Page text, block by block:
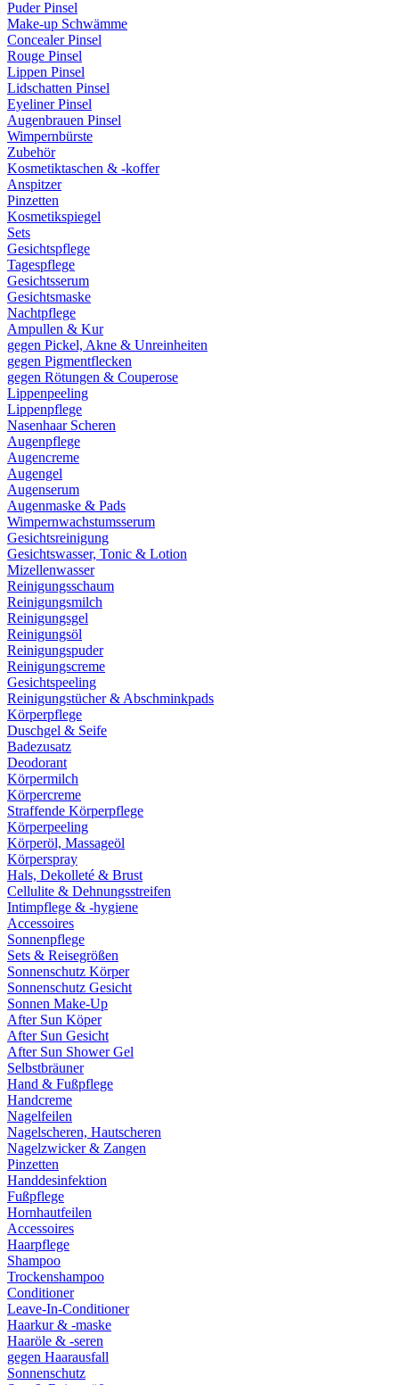
Puder Pinsel
Make-up Schwämme
Concealer Pinsel
Rouge Pinsel
Lippen Pinsel
Lidschatten Pinsel
Eyeliner Pinsel
Augenbrauen Pinsel
Wimpernbürste
Zubehör
Kosmetiktaschen & -koffer
Anspitzer
Pinzetten
Kosmetikspiegel
Sets
Gesichtspflege
Tagespflege
Gesichtsserum
Gesichtsmaske
Nachtpflege
Ampullen & Kur
gegen Pickel, Akne & Unreinheiten
gegen Pigmentflecken
gegen Rötungen & Couperose
Lippenpeeling
Lippenpflege
Nasenhaar Scheren
Augenpflege
Augencreme
Augengel
Augenserum
Augenmaske & Pads
Wimpernwachstumsserum
Gesichtsreinigung
Gesichtswasser, Tonic & Lotion
Mizellenwasser
Reinigungsschaum
Reinigungsmilch
Reinigungsgel
Reinigungsöl
Reinigungspuder
Reinigungscreme
Gesichtspeeling
Reinigungstücher & Abschminkpads
Körperpflege
Duschgel & Seife
Badezusatz
Deodorant
Körpermilch
Körpercreme
Straffende Körperpflege
Körperpeeling
Körperöl, Massageöl
Körperspray
Hals, Dekolleté & Brust
Cellulite & Dehnungsstreifen
Intimpflege & -hygiene
Accessoires
Sonnenpflege
Sets & Reisegrößen
Sonnenschutz Körper
Sonnenschutz Gesicht
Sonnen Make-Up
After Sun Köper
After Sun Gesicht
After Sun Shower Gel
Selbstbräuner
Hand & Fußpflege
Handcreme
Nagelfeilen
Nagelscheren, Hautscheren
Nagelzwicker & Zangen
Pinzetten
Handdesinfektion
Fußpflege
Hornhautfeilen
Accessoires
Haarpflege
Shampoo
Trockenshampoo
Conditioner
Leave-In-Conditioner
Haarkur & -maske
Haaröle & -seren
gegen Haarausfall
Sonnenschutz